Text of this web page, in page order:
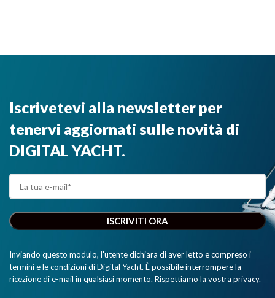
Iscrivetevi alla newsletter per
tenervi aggiornati sulle novità di
DIGITAL YACHT.
Inviando questo modulo, l'utente dichiara di aver letto e compreso i
termini e le condizioni di Digital Yacht. È possibile interrompere la
ricezione di e-mail in qualsiasi momento. Rispettiamo la vostra privacy.